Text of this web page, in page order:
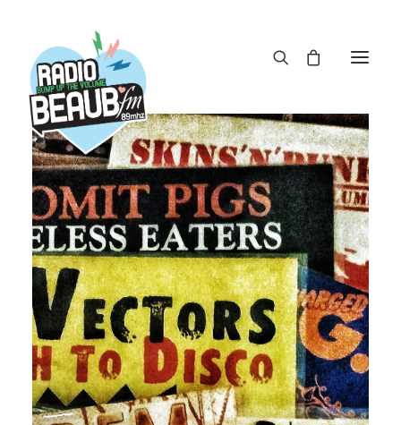
ACTUS
REPLAY
ÉMISSIONS
BOUTIQUE